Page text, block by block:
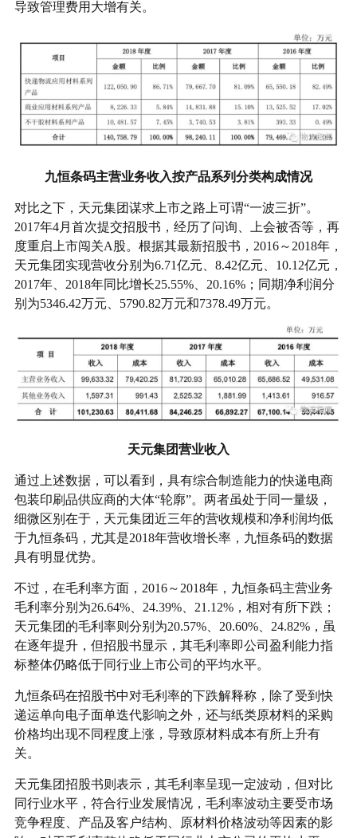
导致管理费用大增有关。
九恒条码主营业务收入按产品系列分类构成情况
对比之下，天元集团谋求上市之路上可谓“一波三折”。
2017年4月首次提交招股书，经历了问询、上会被否等，再
度重启上市闯关A股。根据其最新招股书，2016～2018年，
天元集团实现营收分别为6.71亿元、8.42亿元、10.12亿元，
2017年、2018年同比增长25.55%、20.16%；同期净利润分
别为5346.42万元、5790.82万元和7378.49万元。
天元集团营业收入
通过上述数据，可以看到，具有综合制造能力的快递电商
包装印刷品供应商的大体“轮廓”。两者虽处于同一量级，
细微区别在于，天元集团近三年的营收规模和净利润均低
于九恒条码，尤其是2018年营收增长率，九恒条码的数据
具有明显优势。
不过，在毛利率方面，2016～2018年，九恒条码主营业务
毛利率分别为26.64%、24.39%、21.12%，相对有所下跌；
天元集团的毛利率则分别为20.57%、20.60%、24.82%，虽
在逐年提升，但招股书显示，其毛利率即公司盈利能力指
标整体仍略低于同行业上市公司的平均水平。
九恒条码在招股书中对毛利率的下跌解释称，除了受到快
递运单向电子面单迭代影响之外，还与纸类原材料的采购
价格均出现不同程度上涨，导致原材料成本有所上升有
关。
天元集团招股书则表示，其毛利率呈现一定波动，但对比
同行业水平，符合行业发展情况，毛利率波动主要受市场
竞争程度、产品及客户结构、原材料价格波动等因素的影